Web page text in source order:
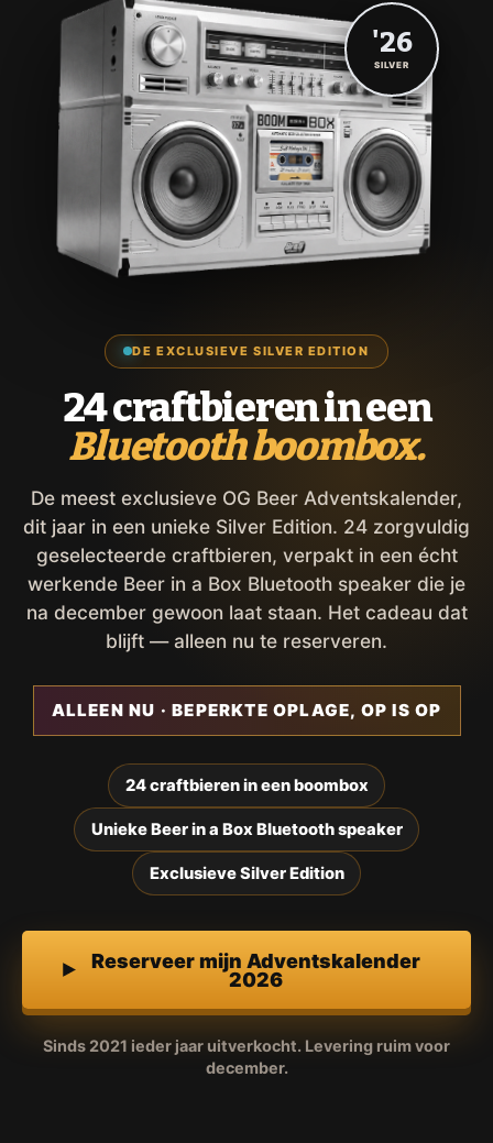
DE EXCLUSIEVE SILVER EDITION
24 craftbieren in een
Bluetooth boombox.
De meest exclusieve OG Beer Adventskalender,
dit jaar in een unieke Silver Edition. 24 zorgvuldig
geselecteerde craftbieren, verpakt in een écht
werkende Beer in a Box Bluetooth speaker die je
na december gewoon laat staan. Het cadeau dat
blijft — alleen nu te reserveren.
ALLEEN NU · BEPERKTE OPLAGE, OP IS OP
24 craftbieren in een boombox
Unieke Beer in a Box Bluetooth speaker
Exclusieve Silver Edition
Reserveer mijn Adventskalender
2026
Sinds 2021 ieder jaar uitverkocht. Levering ruim voor
december.
'26
SILVER